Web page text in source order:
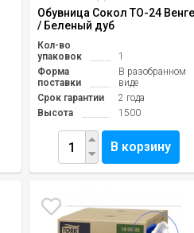
Обувница Сокол ТО-24
/ Беленый дуб
Кол-во
упаковок
1
Форма
поставки
В разобранном
виде
Срок гарантии
2 года
Высота
1500
В корзину